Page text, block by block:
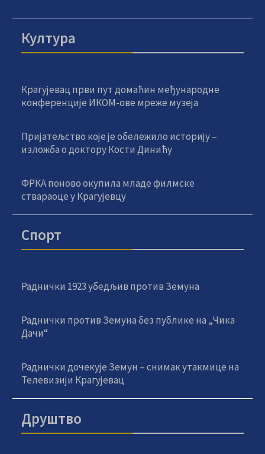
Култура
Крагујевац први пут домаћин међународне
конференције ИКОМ-ове мреже музеја
Пријатељство које је обележило историју –
изложба о доктору Кости Динићу
ФРКА поново окупила младе филмске
ствараоце у Крагујевцу
Спорт
Раднички 1923 убедљив против Земуна
Раднички против Земуна без публике на „Чика
Дачи“
Раднички дочекује Земун – снимак утакмице на
Телевизији Крагујевац
Друштво